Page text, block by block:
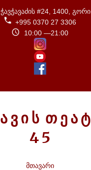
ჭავჭავაძის #24, 1400, გორი
+995 0370 27 3306
10:00 —21:00
ᲐᲕᲘᲡ ᲗᲔᲐᲢ
45
მთავარი